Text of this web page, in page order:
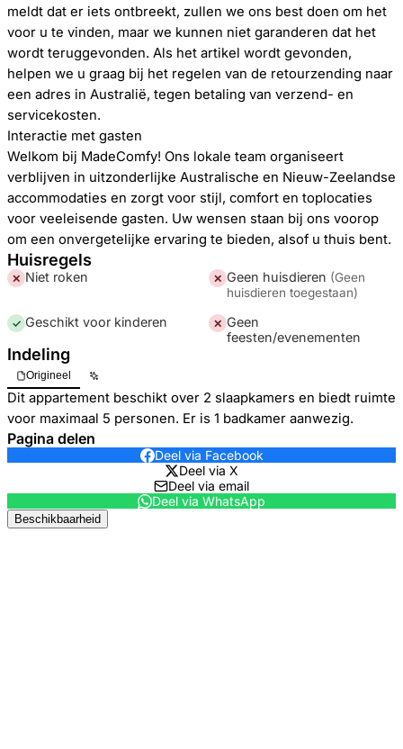
meldt dat er iets ontbreekt, zullen we ons best doen om het
voor u te vinden, maar we kunnen niet garanderen dat het
wordt teruggevonden. Als het artikel wordt gevonden,
helpen we u graag bij het regelen van de retourzending naar
een adres in Australië, tegen betaling van verzend- en
servicekosten.
Interactie met gasten
Welkom bij MadeComfy! Ons lokale team organiseert
verblijven in uitzonderlijke Australische en Nieuw-Zeelandse
accommodaties en zorgt voor stijl, comfort en toplocaties
voor veeleisende gasten. Uw wensen staan ​​bij ons voorop
om een ​​onvergetelijke ervaring te bieden, alsof u thuis bent.
Huisregels
✕ Niet roken ✕ Geen huisdieren (Geen
huisdieren toegestaan)
✓ Geschikt voor kinderen ✕ Geen
feesten/evenementen
Indeling
Origineel
Dit appartement beschikt over 2 slaapkamers en biedt ruimte
voor maximaal 5 personen. Er is 1 badkamer aanwezig.
Pagina delen
Deel via Facebook
Deel via X
Deel via email
Deel via WhatsApp
Beschikbaarheid